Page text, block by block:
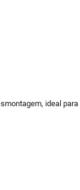
ideal